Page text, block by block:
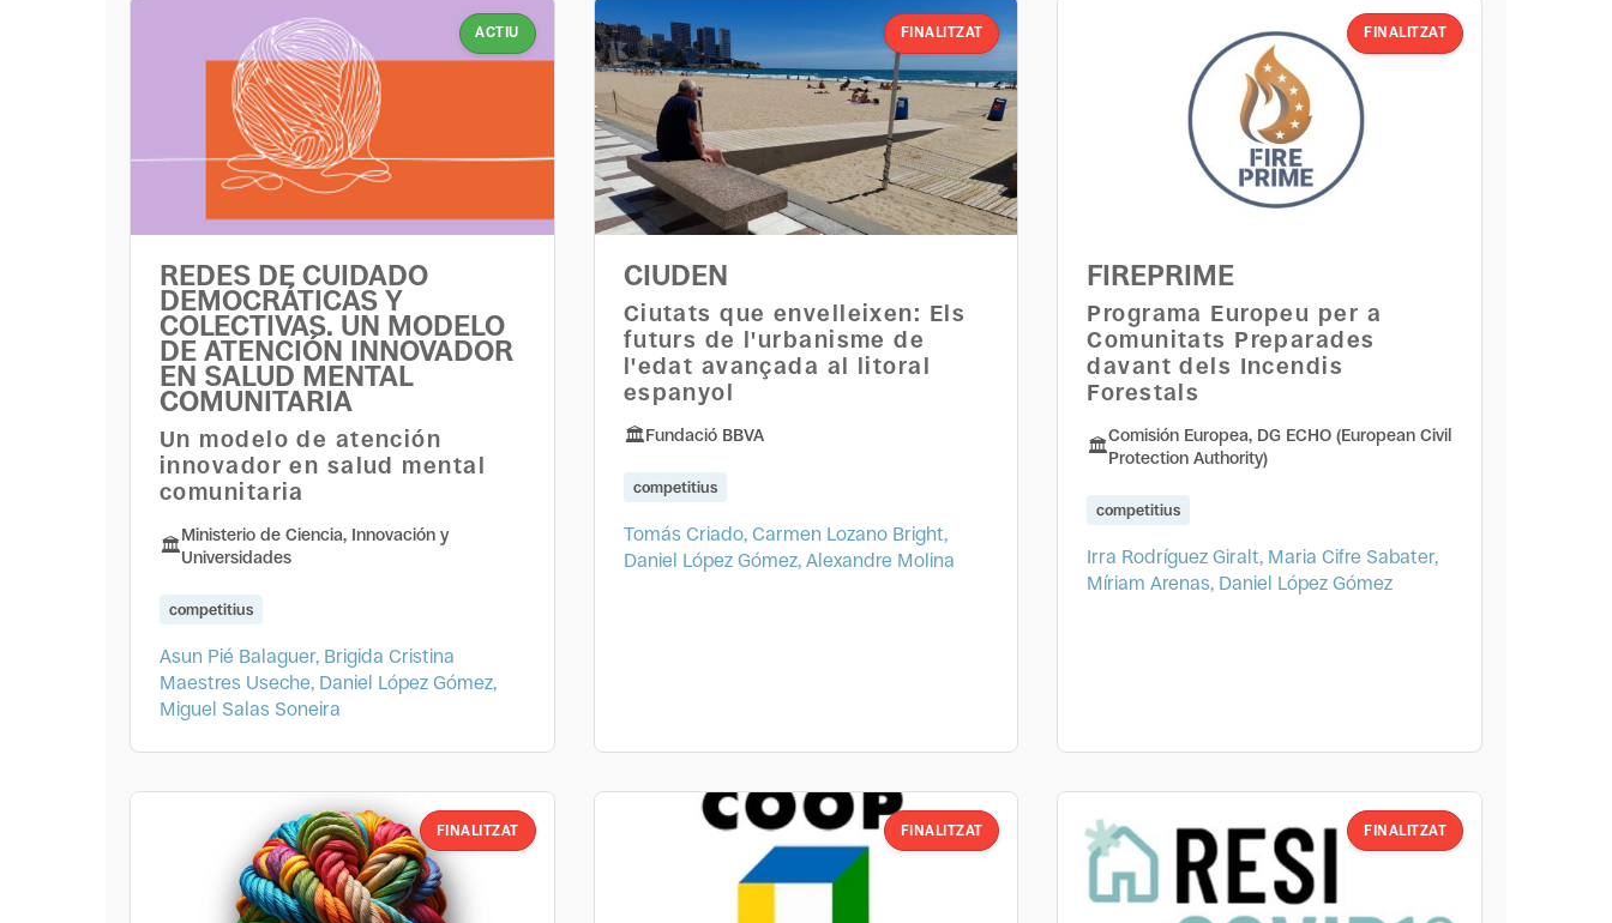
REDES DE CUIDADO
DEMOCRÁTICAS Y
COLECTIVAS. UN MODELO
DE ATENCIÓN INNOVADOR
EN SALUD MENTAL
COMUNITARIA
Un modelo de atención
innovador en salud mental
comunitaria
Ministerio de Ciencia, Innovación y
Universidades
competitius
Asun Pié Balaguer, Brigida Cristina
Maestres Useche, Daniel López Gómez,
Miguel Salas Soneira
ACTIU
CIUDEN
Ciutats que envelleixen: Els
futurs de l'urbanisme de
l'edat avançada al litoral
espanyol
Fundació BBVA
competitius
Tomás Criado, Carmen Lozano Bright,
Daniel López Gómez, Alexandre Molina
FINALITZAT
FIREPRIME
Programa Europeu per a
Comunitats Preparades
davant dels Incendis
Forestals
Comisión Europea, DG ECHO (European Civil
Protection Authority)
competitius
Irra Rodríguez Giralt, Maria Cifre Sabater,
Míriam Arenas, Daniel López Gómez
FINALITZAT
FINALITZAT FINALITZAT FINALITZAT